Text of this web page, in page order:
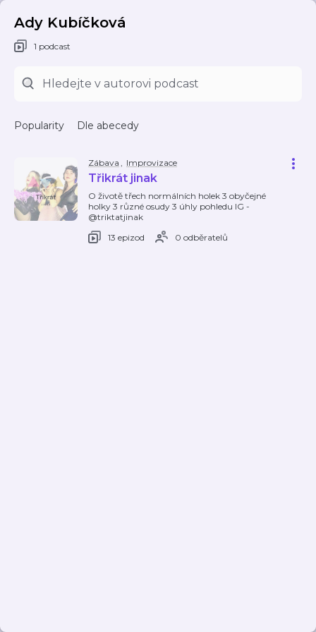
Ady Kubíčková
1 podcast
Popularity Dle abecedy
Zábava , Improvizace
Třikrát jinak
O životě třech normálních holek 3 obyčejné
holky 3 různé osudy 3 úhly pohledu IG -
@triktatjinak
13 epizod
0 odběratelů